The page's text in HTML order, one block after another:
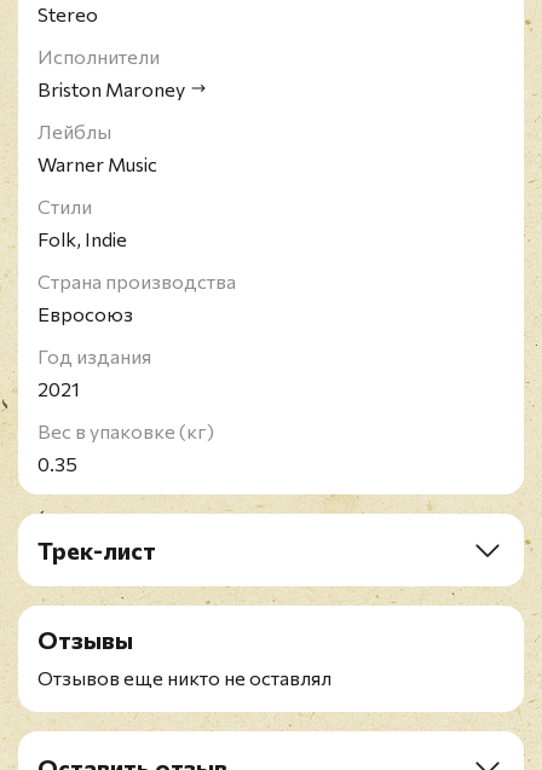
Stereo
Исполнители
Briston Maroney
Лейблы
Warner Music
Стили
Folk, Indie
Страна производства
Евросоюз
Год издания
2021
Вес в упаковке (кг)
0.35
Трек-лист
A1. Sinkin'
A2. Bottle Rocket
A3. It's Still Cool If You Don't
A4. Freeway
B1. Why
B2. Rollercoaster
Отзывы
Отзывов еще никто не оставлял